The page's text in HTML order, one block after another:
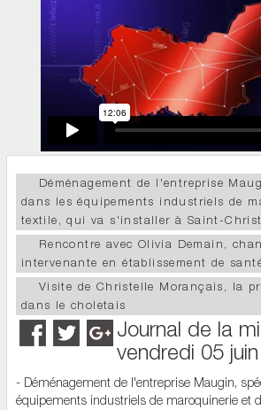
Déménagement de l'entreprise
dans les équipements industriels de
textile, qui va s'installer à Saint-
Rencontre avec Olivia Demain,
intervenante en établissement de
Visite de Christelle Morançais, la
dans le choletais
Journal de la
vendredi 05
- Déménagement de l'entreprise Maugin,
équipements industriels de maroquinerie et